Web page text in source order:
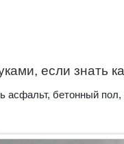
если знать
асфальт, бетонный